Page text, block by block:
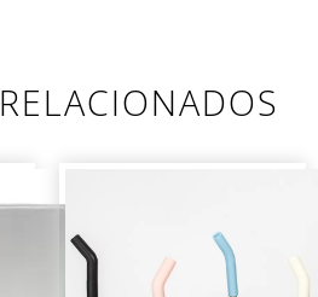
RELACIONADOS